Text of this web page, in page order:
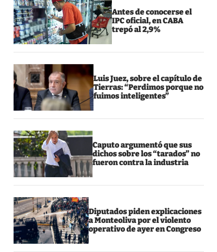
Antes de conocerse el
IPC oficial, en CABA
trepó al 2,9%
Luis Juez, sobre el capítulo de
Tierras: “Perdimos porque no
fuimos inteligentes”
Caputo argumentó que sus
dichos sobre los “tarados” no
fueron contra la industria
Diputados piden explicaciones
a Monteoliva por el violento
operativo de ayer en Congreso